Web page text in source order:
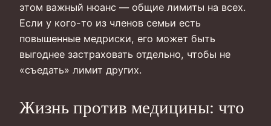
этом важный нюанс — общие лимиты на всех.
Если у кого-то из членов семьи есть
повышенные медриски, его может быть
выгоднее застраховать отдельно, чтобы не
«съедать» лимит других.
Жизнь против медицины: что